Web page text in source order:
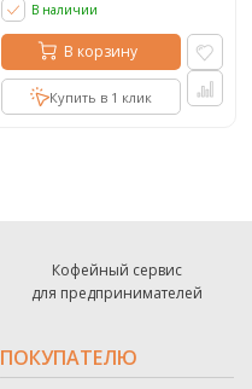
В наличии
В корзину
Купить в 1 клик
Кофейный сервис
для предпринимателей
ПОКУПАТЕЛЮ